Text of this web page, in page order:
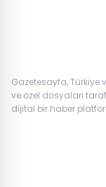
Gazetesayfa,
ve özel dosyaları
dijital bir haber